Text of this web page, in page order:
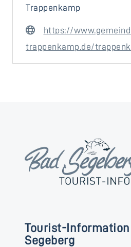
Trappenkamp
https://
trappenkamp.de/
Tourist-Information
Segeberg